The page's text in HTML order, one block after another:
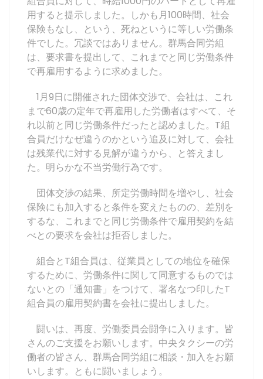
用すると提示しました。しかも月100時間、社会
保険もなし、という、死ねというに等しい労働条
件でした。冗談ではありません。群馬合同労組
は、要求書を提出して、これまでと同じ労働条件
で再雇用するように求めました。
1月9日に開催された団体交渉で、会社は、これ
まで60歳の定年で再雇用した労働者はすべて、そ
れ以前と同じ労働条件だったと認めました。T組
合員だけなぜ違うのかという追及に対して、会社
は残業代に対する見解が違うから、と答えまし
た。明らかな不当労働行為です。
団体交渉の結果、所定労働時間を増やし、社会
保険にも加入すると条件を変えたものの、差別を
するな、これまでと同じ労働条件で雇用契約を結
べとの要求を会社は拒否しました。
組合とT組合員は、従業員としての地位を確保
するために、労働条件に関して同意するものでは
ないとの「通知書」をつけて、署名なつ印したT
組合員の雇用契約書を会社に提出しました。
闘いは、再度、労働委員会闘争に入ります。皆
さんのご支援をお願いします。中央タクシーの労
働者の皆さん、群馬合同労組に相談・加入をお願
いします。ともに闘いましょう。